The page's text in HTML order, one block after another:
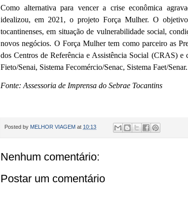
Como alternativa para vencer a crise econômica
idealizou, em 2021, o projeto Força Mulher. O
tocantinenses, em situação de vulnerabilidade social,
novos negócios. O Força Mulher tem como parceiro as
dos Centros de Referência e Assistência Social (CRAS) e
Fieto/Senai, Sistema Fecomércio/Senac, Sistema Faet/Senar.
Fonte: Assessoria de Imprensa do Sebrae Tocantins
Posted by MELHOR VIAGEM at 10:13
Nenhum comentário:
Postar um comentário